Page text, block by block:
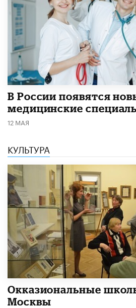
В России появятся
медицинские
12 МАЯ
КУЛЬТУРА
​Окказиональные
Москвы